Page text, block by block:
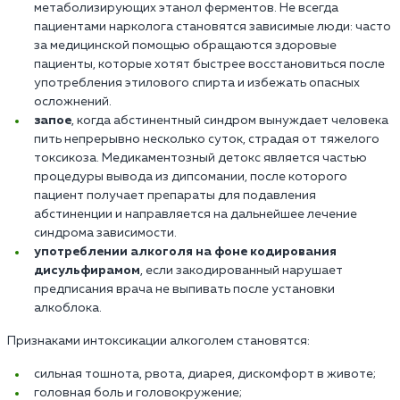
метаболизирующих этанол ферментов. Не всегда
пациентами нарколога становятся зависимые люди: часто
за медицинской помощью обращаются здоровые
пациенты, которые хотят быстрее восстановиться после
употребления этилового спирта и избежать опасных
осложнений.
запое , когда абстинентный синдром вынуждает человека
пить непрерывно несколько суток, страдая от тяжелого
токсикоза. Медикаментозный детокс является частью
процедуры вывода из дипсомании, после которого
пациент получает препараты для подавления
абстиненции и направляется на дальнейшее лечение
синдрома зависимости.
употреблении алкоголя на фоне кодирования
дисульфирамом , если закодированный нарушает
предписания врача не выпивать после установки
алкоблока.
Признаками интоксикации алкоголем становятся:
сильная тошнота, рвота, диарея, дискомфорт в животе;
головная боль и головокружение;